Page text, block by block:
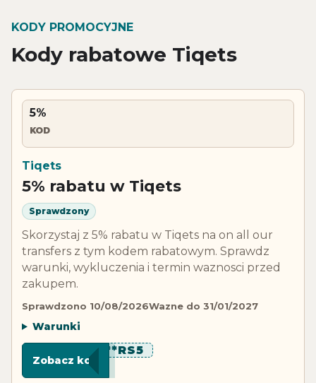
KODY PROMOCYJNE
Kody rabatowe Tiqets
5%
KOD
Tiqets
5% rabatu w Tiqets
Sprawdzony
Skorzystaj z 5% rabatu w Tiqets na on all our
transfers z tym kodem rabatowym. Sprawdz
warunki, wykluczenia i termin waznosci przed
zakupem.
Sprawdzono 10/08/2026Wazne do 31/01/2027
Warunki
*******RS5
Zobacz kod